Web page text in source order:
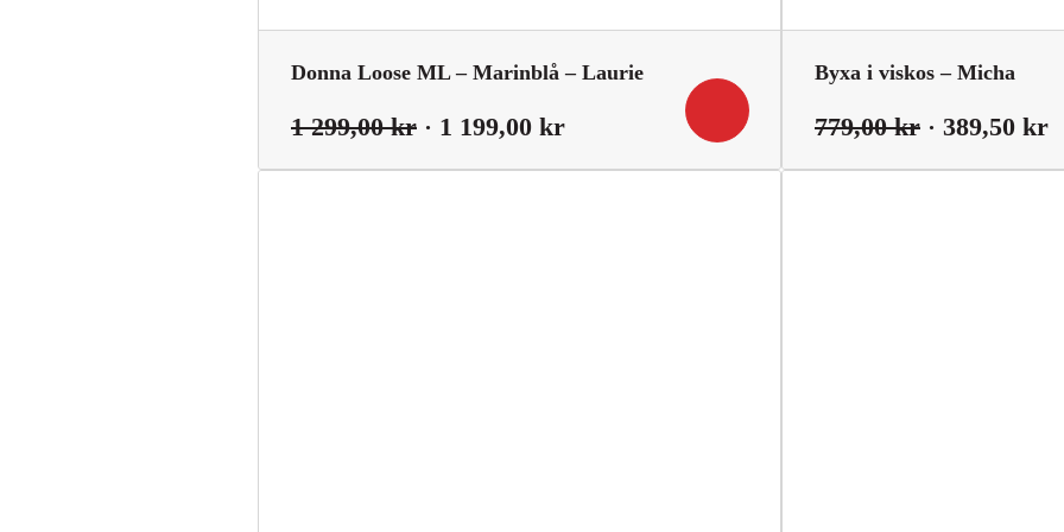
Donna Loose ML – Marinblå – Laurie
1 299,00kr Det
ursprungliga
1 199,00 krDet
nuvarande
Byxa i viskos – Micha
779,00kr Det
389,50 kr